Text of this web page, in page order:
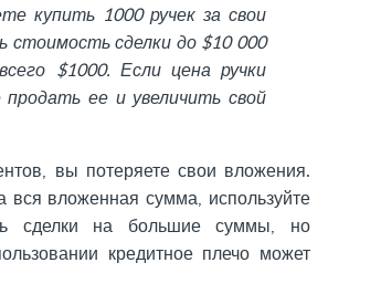
купить 1000 ручек за свои
сделки до $10 000
$1000. Если цена ручки
ее и увеличить свой
вы потеряете свои вложения.
вся вложенная сумма, используйте
сделки на большие суммы, но
кредитное плечо может